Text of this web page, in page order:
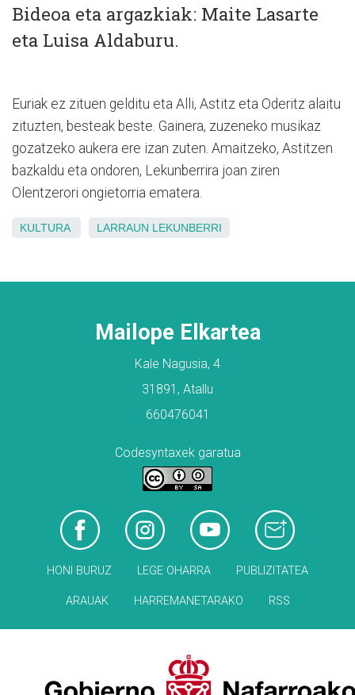
Bideoa eta argazkiak: Maite Lasarte
eta Luisa Aldaburu.
Euriak ez zituen gelditu eta Alli, Astitz eta Oderitz alaitu
zituzten, besteak beste. Gainera, zuzeneko musikaz
gozatzeko aukera ere izan zuten. Amaitzeko, Astitzen
bazkaldu eta ondoren, Lekunberrira joan ziren
Olentzerori ongietorria ematera.
KULTURA LARRAUN LEKUNBERRI
Mailope Elkartea
Kale Nagusia, 4
31891, Atallu
660476041
Codesyntaxek garatua
HONI BURUZ LEGE OHARRA PUBLIZITATEA
ARAUAK HARREMANETARAKO RSS